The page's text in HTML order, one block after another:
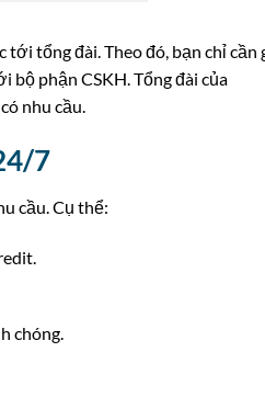
tổng đài. Theo đó, bạn chỉ cần
phận CSKH. Tổng đài của
nhu cầu.
7
cầu. Cụ thể:
chóng.